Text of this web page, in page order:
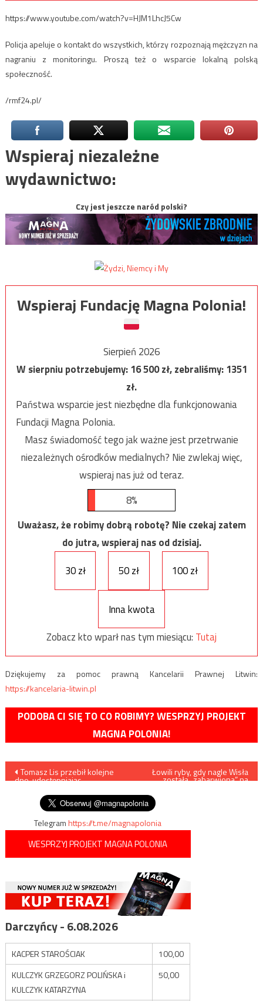
https://www.youtube.com/watch?v=HJM1LhcJ5Cw
Policja apeluje o kontakt do wszystkich, którzy rozpoznają mężczyzn na
nagraniu z monitoringu. Proszą też o wsparcie lokalną polską
społeczność.
/rmf24.pl/
Wspieraj niezależne
wydawnictwo:
Czy jest jeszcze naród polski?
Wspieraj Fundację Magna Polonia!
Sierpień 2026
W sierpniu potrzebujemy:16 500zł, zebraliśmy:1351
zł.
Państwa wsparcie jest niezbędne dla funkcjonowania
Fundacji Magna Polonia.
Masz świadomość tego jak ważne jest przetrwanie
niezależnych ośrodków medialnych? Nie zwlekaj więc,
wspieraj nas już od teraz.
8%
Uważasz, że robimy dobrą robotę? Nie czekaj zatem
do jutra, wspieraj nas od dzisiaj.
30 zł
50 zł 100 zł
Inna kwota
Zobacz kto wparł nas tym miesiącu: Tutaj
Dziękujemy za pomoc prawną Kancelarii Prawnej Litwin:
https://kancelaria-litwin.pl
PODOBA CI SIĘ TO CO ROBIMY? WESPRZYJ PROJEKT
MAGNA POLONIA!
Nawigacja
wpisu
Tomasz Lis przebił kolejne
dno, udostępniając
Łowili ryby, gdy nagle Wisła
została „zabarwiona” na
Telegramhttps://t.me/magnapolonia
WESPRZYJ PROJEKT MAGNA POLONIA
Darczyńcy - 6.08.2026
KACPER STAROŚCIAK
100,00
KULCZYK GRZEGORZ POLIŃSKA i
KULCZYK KATARZYNA
50,00